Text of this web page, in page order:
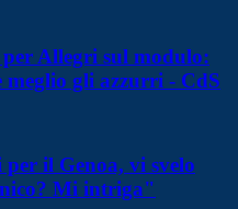
Allegri sul modulo:
meglio gli azzurri - CdS
il Genoa, vi svelo
Mi intriga"